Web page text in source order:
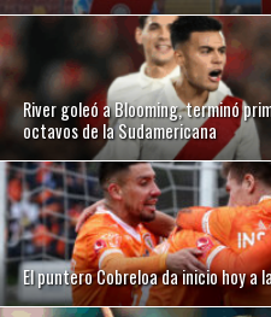
River goleó a Blooming, terminó
octavos de la Sudamericana
El puntero Cobreloa da inicio hoy a